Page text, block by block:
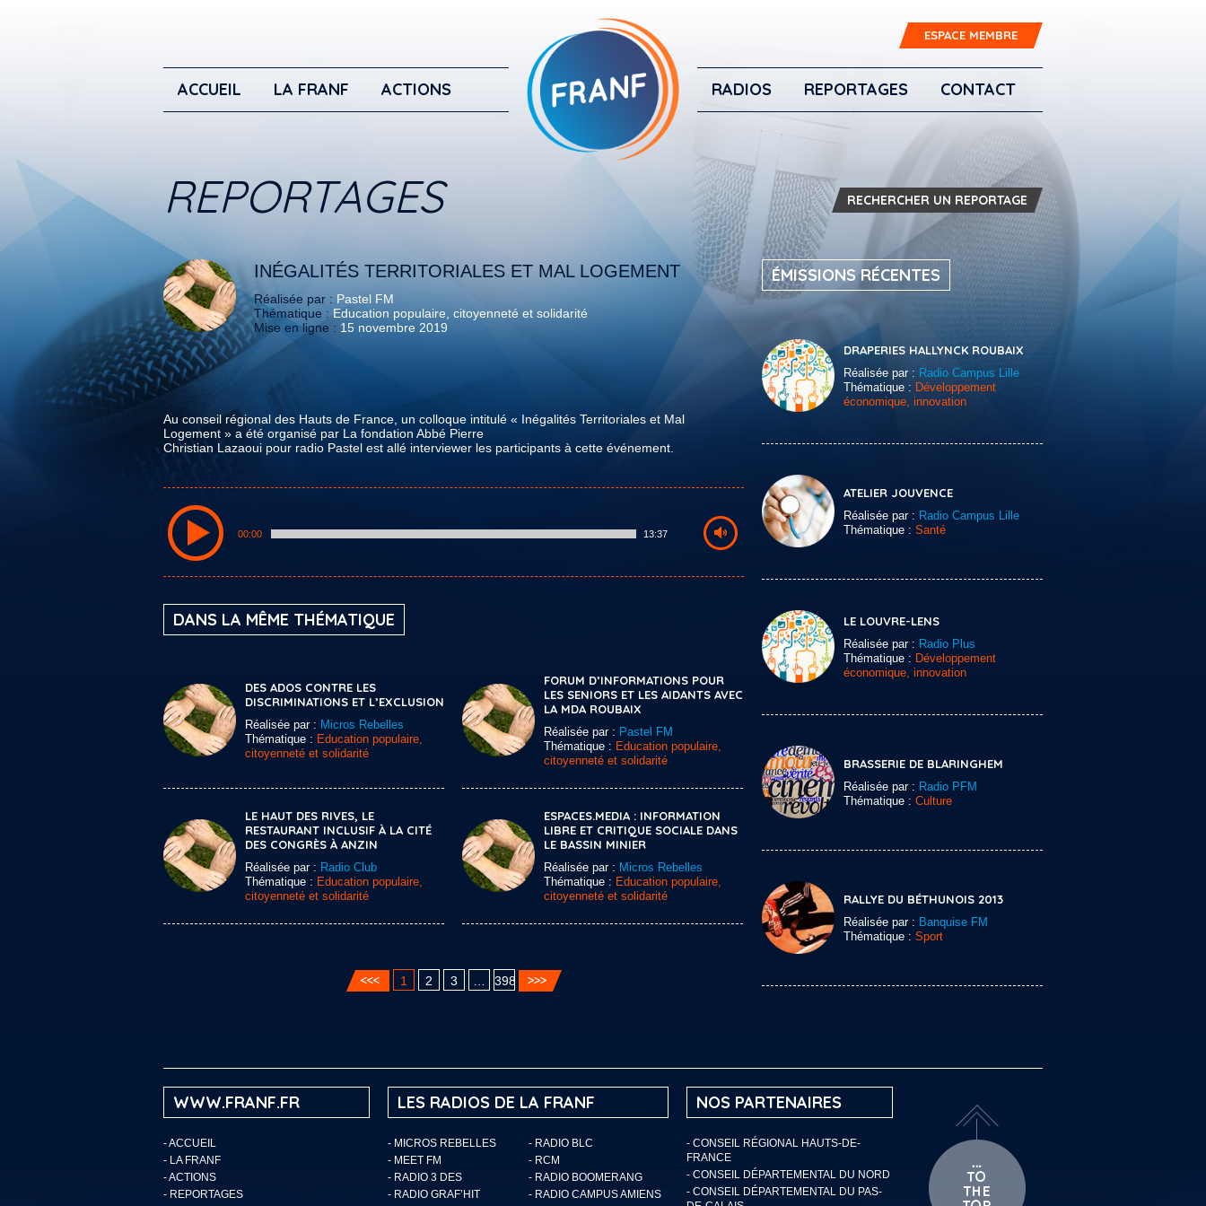
ESPACE MEMBRE
ACCUEIL LA FRANF ACTIONS RADIOS REPORTAGES CONTACT
REPORTAGES RECHERCHER UN REPORTAGE
INÉGALITÉS TERRITORIALES ET MAL LOGEMENT
Réalisée par : Pastel FM
Thématique : Education populaire, citoyenneté et solidarité
Mise en ligne : 15 novembre 2019
Au conseil régional des Hauts de France, un colloque intitulé « Inégalités Territoriales et Mal
Logement » a été organisé par La fondation Abbé Pierre
Christian Lazaoui pour radio Pastel est allé interviewer les participants à cette événement.
00:00 13:37
DANS LA MÊME THÉMATIQUE
DES ADOS CONTRE LES
DISCRIMINATIONS ET L’EXCLUSION
Réalisée par : Micros Rebelles
Thématique : Education populaire,
citoyenneté et solidarité
FORUM D’INFORMATIONS POUR
LES SENIORS ET LES AIDANTS AVEC
LA MDA ROUBAIX
Réalisée par : Pastel FM
Thématique : Education populaire,
citoyenneté et solidarité
LE HAUT DES RIVES, LE
RESTAURANT INCLUSIF À LA CITÉ
DES CONGRÈS À ANZIN
Réalisée par : Radio Club
Thématique : Education populaire,
citoyenneté et solidarité
ESPACES.MEDIA : INFORMATION
LIBRE ET CRITIQUE SOCIALE DANS
LE BASSIN MINIER
Réalisée par : Micros Rebelles
Thématique : Education populaire,
citoyenneté et solidarité
1 2 3 398
ÉMISSIONS RÉCENTES
DRAPERIES HALLYNCK ROUBAIX
Réalisée par : Radio Campus Lille
Thématique : Développement
économique, innovation
ATELIER JOUVENCE
Réalisée par : Radio Campus Lille
Thématique : Santé
LE LOUVRE-LENS
Réalisée par : Radio Plus
Thématique : Développement
économique, innovation
BRASSERIE DE BLARINGHEM
Réalisée par : Radio PFM
Thématique : Culture
RALLYE DU BÉTHUNOIS 2013
Réalisée par : Banquise FM
Thématique : Sport
WWW.FRANF.FR
-ACCUEIL
- LA FRANF
-ACTIONS
- REPORTAGES
LES RADIOS DE LA FRANF
- MICROS REBELLES
- RADIO BLC
- MEET FM
- RCM
- RADIO 3 DES
- RADIO BOOMERANG
- RADIO GRAF’HIT
- RADIO CAMPUS AMIENS
NOS PARTENAIRES
- CONSEIL RÉGIONAL HAUTS-DE-
FRANCE
- CONSEIL DÉPARTEMENTAL DU NORD
- CONSEIL DÉPARTEMENTAL DU PAS-